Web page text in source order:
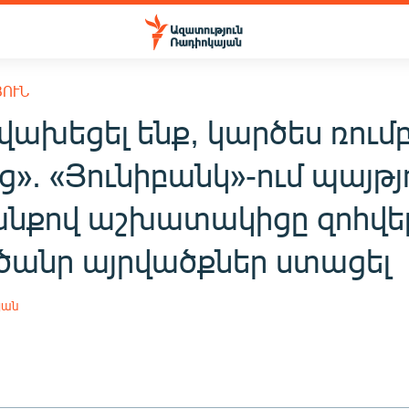
ենք, կարծես
«Յունիբանկ»-ում
աշխատակիցը
ծանր այրվածքներ ստացել